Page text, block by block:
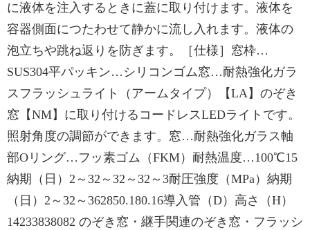
に液体を注入するときに蓋に取り付けます。液体を
容器側面につたわせて静かに流し入れます。液体の
泡立ちや跳ね返りを防ぎます。［仕様］窓枠…
SUS304平パッキン…シリコンゴム窓…耐熱強化ガラ
スフラッシュライト（アームタイプ）【LA】のぞき
窓【NM】に取り付けるコードレスLEDライトです。
照射角度の調節ができます。窓…耐熱強化ガラス軸
部Oリング…フッ素ゴム（FKM）耐熱温度…100℃15
納期（日）2～32～32～32～3耐圧強度（MPa）納期
（日）2～32～362850.180.16導入管（D）高さ（H）
14233838082 のぞき窓・継手関連のぞき窓・フラッシ